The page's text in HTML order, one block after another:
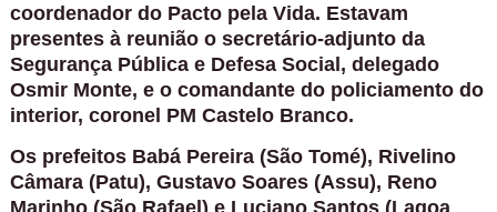
coordenador do Pacto pela Vida. Estavam
presentes à reunião o secretário-adjunto da
Segurança Pública e Defesa Social, delegado
Osmir Monte, e o comandante do policiamento do
interior, coronel PM Castelo Branco.
Os prefeitos Babá Pereira (São Tomé), Rivelino
Câmara (Patu), Gustavo Soares (Assu), Reno